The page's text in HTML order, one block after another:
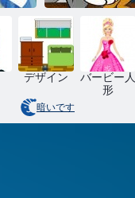
ズ
トムとジェリ
ーのジグソー
パズル
デザイン
バービー人
形
暗いです